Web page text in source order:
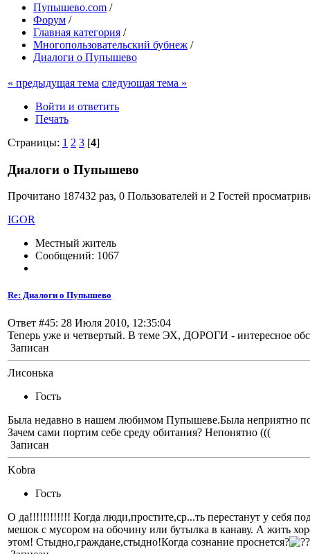
Пупышево.com /
Форум /
Главная категория /
Многопользовательский бубнеж /
Диалоги о Пупышево
« предыдущая тема следующая тема »
Войти и ответить
Печать
Страницы: 1 2 3 [4]
Диалоги о Пупышево
Прочитано 187432 раз, 0 Пользователей и 2 Гостей
IGOR
Местный житель
Сообщений: 1067
Re: Диалоги о Пупышево
Ответ #45: 28 Июля 2010, 12:35:04
Теперь уже и четвертый. В теме ЭХ, ДОРОГИ - интересное
Записан
Лисонька
Гость
Была недавно в нашем любимом Пупышеве.Была неприятно
Зачем сами портим себе среду обитания? Непонятно (((
Записан
Kobra
Гость
О да!!!!!!!!!!!! Когда люди,простите,ср...ть перестанут у себя
мешок с мусором на обочину или бутылка в канаву. А жить
этом! Стыдно,граждане,стыдно!Когда сознание проснется?